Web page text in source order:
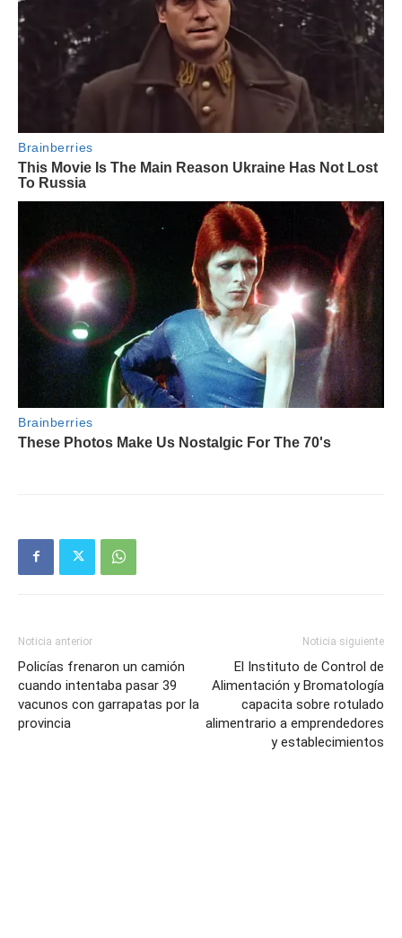
Noticia anterior
Policías frenaron un camión
cuando intentaba pasar 39
vacunos con garrapatas por la
provincia
Noticia siguiente
El Instituto de Control de
Alimentación y Bromatología
capacita sobre rotulado
alimentrario a emprendedores
y establecimientos